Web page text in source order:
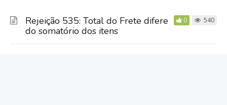
Rejeição 535: Total do Frete difere
do somatório dos itens
0 540